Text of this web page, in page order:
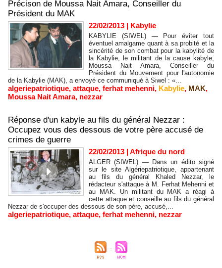
Précison de Moussa Nait Amara, Conseiller du
Président du MAK
22/02/2013 | Kabylie
KABYLIE (SIWEL) — Pour éviter tout
éventuel amalgame quant à sa probité et la
sincérité de son combat pour la kabylité de
la Kabylie, le militant de la cause kabyle,
Moussa Nait Amara, Conseiller du
Président du Mouvement pour l'autonomie
de la Kabylie (MAK), a envoyé ce communiqué à Siwel : «...
algeriepatriotique, attaque, ferhat mehenni, Kabylie, MAK,
Moussa Nait Amara, nezzar
Réponse d'un kabyle au fils du général Nezzar :
Occupez vous des dessous de votre père accusé de
crimes de guerre
22/02/2013 | Afrique du nord
ALGER (SIWEL) — Dans un édito signé
sur le site Algériepatriotique, appartenant
au fils du général Khaled Nezzar, le
rédacteur s'attaque à M. Ferhat Mehenni et
au MAK. Un militant du MAK a réagi à
cette attaque et conseille au fils du général
Nezzar de s'occuper des dessous de son père, accusé,...
algeriepatriotique, attaque, ferhat mehenni, nezzar